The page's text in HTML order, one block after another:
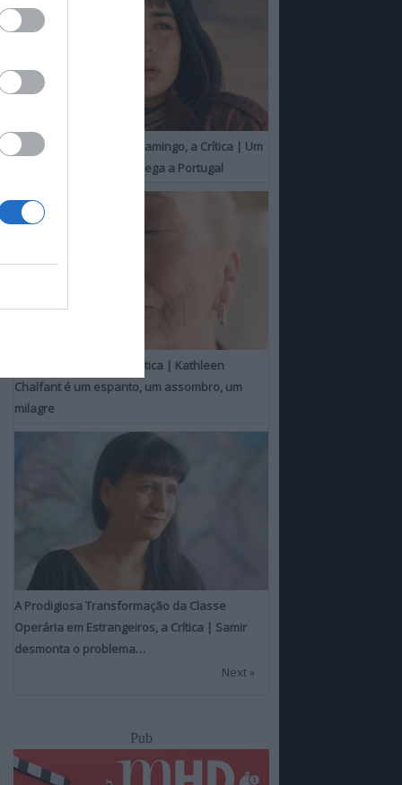
O Misterioso Olhar do Flamingo, a Crítica | Um
Campeão de Cannes chega a Portugal
Um Toque Familiar, a Crítica | Kathleen
Chalfant é um espanto, um assombro, um
milagre
A Prodigiosa Transformação da Classe
Operária em Estrangeiros, a Crítica | Samir
desmonta o problema…
Next »
Pub